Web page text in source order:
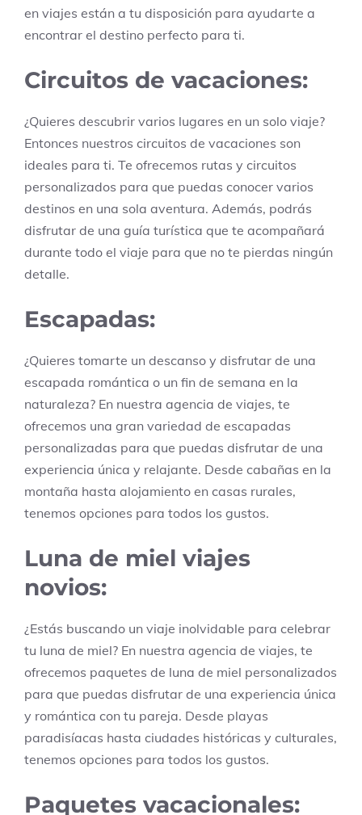
en viajes están a tu disposición para ayudarte a
encontrar el destino perfecto para ti.
Circuitos de vacaciones:
¿Quieres descubrir varios lugares en un solo viaje?
Entonces nuestros circuitos de vacaciones son
ideales para ti. Te ofrecemos rutas y circuitos
personalizados para que puedas conocer varios
destinos en una sola aventura. Además, podrás
disfrutar de una guía turística que te acompañará
durante todo el viaje para que no te pierdas ningún
detalle.
Escapadas:
¿Quieres tomarte un descanso y disfrutar de una
escapada romántica o un fin de semana en la
naturaleza? En nuestra agencia de viajes, te
ofrecemos una gran variedad de escapadas
personalizadas para que puedas disfrutar de una
experiencia única y relajante. Desde cabañas en la
montaña hasta alojamiento en casas rurales,
tenemos opciones para todos los gustos.
Luna de miel viajes
novios:
¿Estás buscando un viaje inolvidable para celebrar
tu luna de miel? En nuestra agencia de viajes, te
ofrecemos paquetes de luna de miel personalizados
para que puedas disfrutar de una experiencia única
y romántica con tu pareja. Desde playas
paradisíacas hasta ciudades históricas y culturales,
tenemos opciones para todos los gustos.
Paquetes vacacionales: